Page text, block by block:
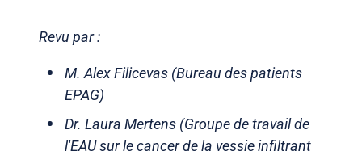
Revu par :
M. Alex Filicevas (Bureau des patients
EPAG)
Dr. Laura Mertens (Groupe de travail de
l'EAU sur le cancer de la vessie infiltrant